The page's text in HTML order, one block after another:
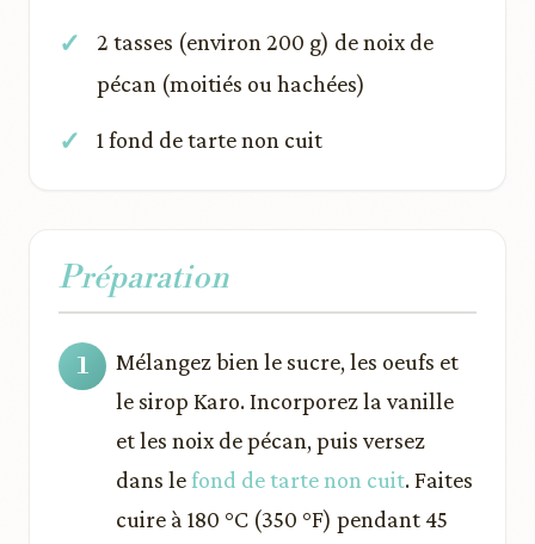
2 tasses (environ 200 g) de noix de
pécan (moitiés ou hachées)
1 fond de tarte non cuit
Préparation
Mélangez bien le sucre, les oeufs et
le sirop Karo. Incorporez la vanille
et les noix de pécan, puis versez
dans lefond de tarte non cuit. Faites
cuire à 180 °C (350 °F) pendant 45